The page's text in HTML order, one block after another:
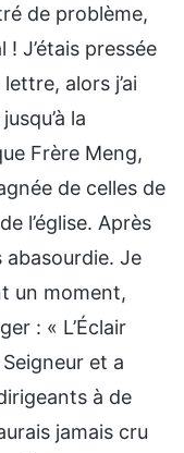
de problème,
! J’étais pressée
alors j’ai
la
Frère Meng,
de celles de
l’église. Après
abasourdie. Je
un moment,
: « L’Éclair
et a
à de
jamais cru